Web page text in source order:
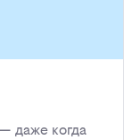
даже когда